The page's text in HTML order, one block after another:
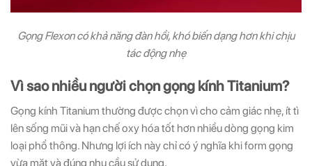
Gọng Flexon có khả năng đàn hồi, khó biến dạng hơn khi chịu
tác động nhẹ
Vì sao nhiều người chọn gọng kính Titanium?
Gọng kính Titanium thường được chọn vì cho cảm giác nhẹ, ít tì
lên sống mũi và hạn chế oxy hóa tốt hơn nhiều dòng gọng kim
loại phổ thông. Nhưng lợi ích này chỉ có ý nghĩa khi form gọng
vừa mặt và đúng nhu cầu sử dụng.